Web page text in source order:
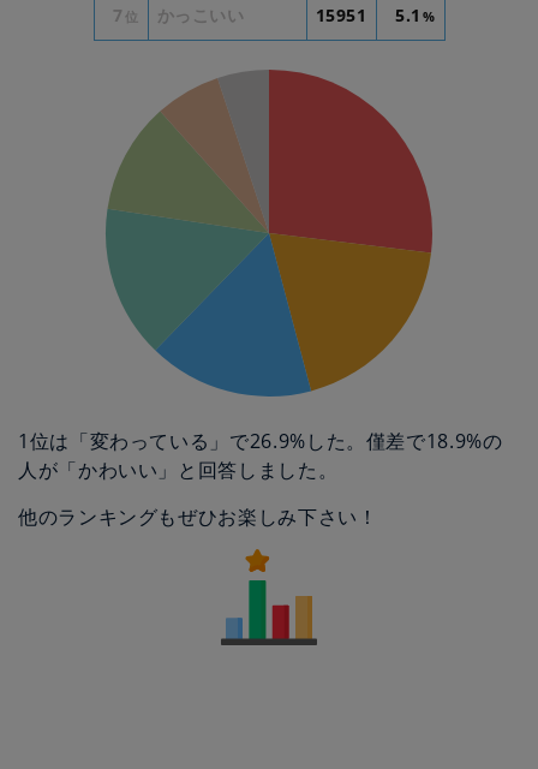
7 位 かっこいい 15951 5.1 %
1位は「変わっている」で26.9%した。僅差で18.9%の
人が「かわいい」と回答しました。
他のランキングもぜひお楽しみ下さい！